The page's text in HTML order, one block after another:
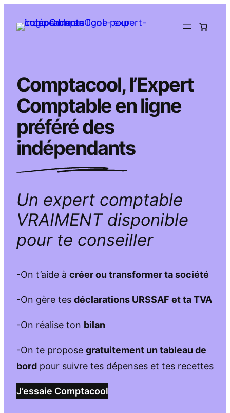
Comptacool, l’Expert
Comptable en ligne
préféré des
indépendants
Un expert comptable
VRAIMENT disponible
pour te conseiller
-On t’aide à créer ou transformer ta société
-On gère tes déclarations URSSAF et ta TVA
-On réalise ton bilan
-On te propose gratuitement un tableau de
bord pour suivre tes dépenses et tes recettes
J’essaie Comptacool